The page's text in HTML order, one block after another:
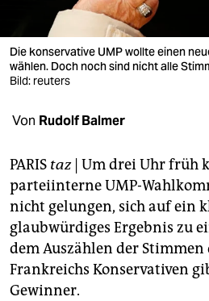
veranstaltungen
shop
fragen & hilfe
abo
genossenschaft
epaper login
Die konservative UMP wollte einen
wählen. Doch noch sind nicht alle
Bild: reuters
Von Rudolf Balmer
PARIS taz| Um drei Uhr früh
parteiinterne UMP-
nicht gelungen, sich auf ein
glaubwürdiges Ergebnis zu
dem Auszählen der
Frankreichs Konservativen
Gewinner.